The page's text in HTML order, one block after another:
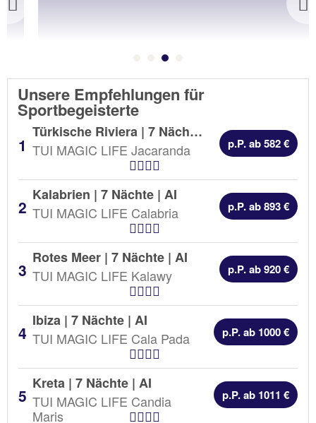
Previous
Unsere Empfehlungen für
Sportbegeisterte
Türkische Riviera | 7 Nächte |
AI
TUI MAGIC LIFE Jacaranda
p.P. ab 582 €
Kalabrien | 7 Nächte | AI
TUI MAGIC LIFE Calabria
p.P. ab 893 €
Rotes Meer | 7 Nächte | AI
TUI MAGIC LIFE Kalawy
Hotel Kategorien
p.P. ab 920 €
Ibiza | 7 Nächte | AI
TUI MAGIC LIFE Cala Pada
p.P. ab 1000 €
Kreta | 7 Nächte | AI
TUI MAGIC LIFE Candia
Maris
p.P. ab 1011 €